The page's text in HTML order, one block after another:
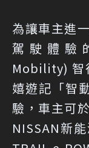
為讓車主進
駕駛體驗
Mobility) 智
嬉遊記「智
驗，車主可
NISSAN新